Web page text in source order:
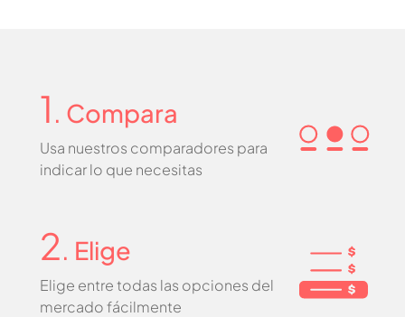
1 . Compara
Usa nuestros comparadores para
indicar lo que necesitas
2. Elige
Elige entre todas las opciones del
mercado fácilmente